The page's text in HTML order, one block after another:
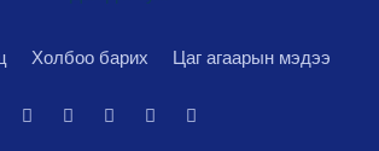
Холбоо барих Цаг агаарын мэдээ